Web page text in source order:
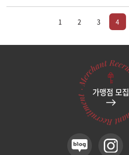
1 2 3 4
가맹점 모집